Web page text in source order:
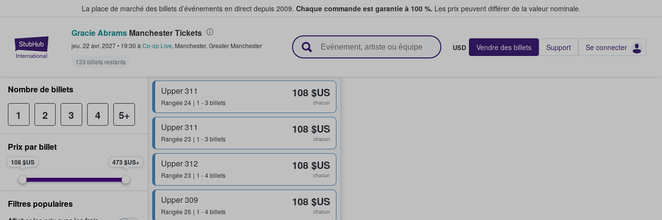
La place de marché des billets d’événements en direct depuis 2009. Chaque commande est garantie à 100 %. Les prix peuvent différer de la valeur nominale.
StubHub - Où les fans achètent et vendent des billets
Gracie Abrams Manchester Tickets
jeu. 22 avr. 2027• 19:30 à Co-op Live, Manchester, Greater Manchester
133 billets restants
USD Vendre des billets Support Se connecter
Upper 311
Rangée 24 1 - 3 billets
108 $US
chacun
Upper 311
Rangée 23 1 - 3 billets
108 $US
chacun
Upper 312
Rangée 23 1 - 4 billets
108 $US
chacun
Upper 309
Rangée 26 1 - 4 billets
108 $US
chacun
Nombre de billets
1 2 3 4 5+
Prix par billet
108 $US 473 $US
Filtres populaires